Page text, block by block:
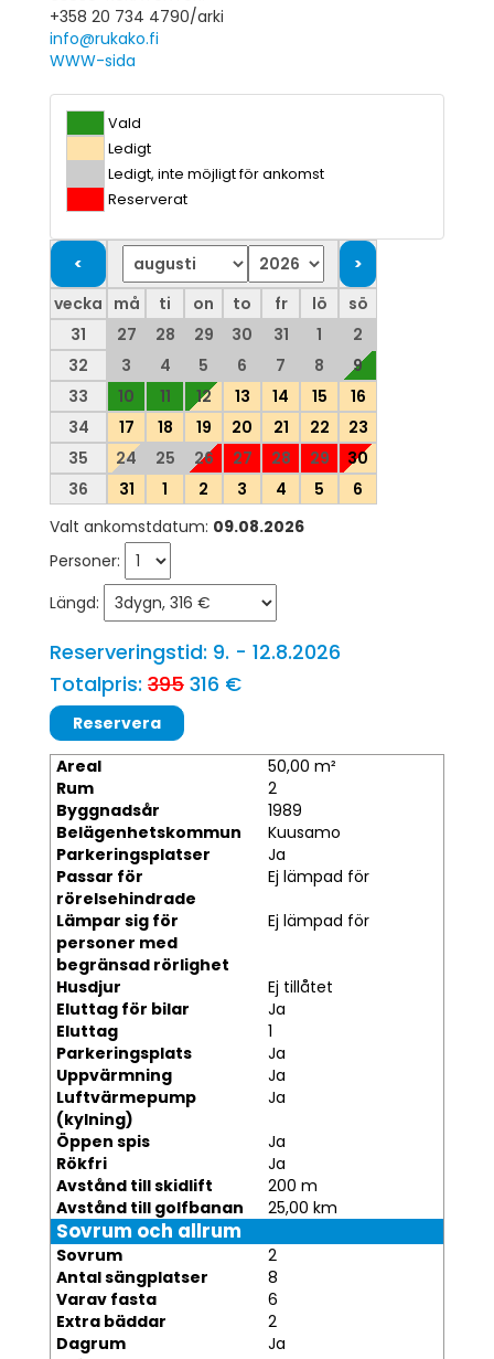
+358 20 734 4790/arki
info@rukako.fi
WWW-sida
Vald
Ledigt
Ledigt, inte möjligt för ankomst
Reserverat
vecka må ti on to fr lö
sö
31
27 28 29 30 31 1
2
32
3 4 5 6 7 8
9
33
10 11 12 13 14 15
16
34
17 18 19 20 21 22
23
35
24 25 26 27 28 29
30
36
31 1 2 3 4 5
6
Valt ankomstdatum: 09.08.2026
Personer:
Längd:
Reserveringstid: 9. - 12.8.2026
Totalpris: 395 316 €
Areal
50,00 m²
Rum
2
Byggnadsår
1989
Belägenhetskommun
Kuusamo
Parkeringsplatser
Ja
Passar för
rörelsehindrade
Ej lämpad för
Lämpar sig för
personer med
begränsad rörlighet
Ej lämpad för
Husdjur
Ej tillåtet
Eluttag för bilar
Ja
Eluttag
1
Parkeringsplats
Ja
Uppvärmning
Ja
Luftvärmepump
(kylning)
Ja
Öppen spis
Ja
Rökfri
Ja
Avstånd till skidlift
200 m
Avstånd till golfbanan
25,00 km
Sovrum och allrum
Sovrum
2
Antal sängplatser
8
Varav fasta
6
Extra bäddar
2
Dagrum
Ja